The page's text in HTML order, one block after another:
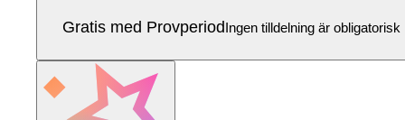
Gratis med ProvperiodIngen tilldelning är obligatorisk